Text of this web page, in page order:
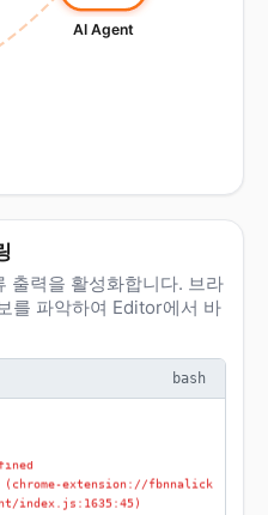
AI Agent
력을 활성화합니다. 브라
를 파악하여 Editor에서 바
bash
extension development exper
meta.md` if availabl
index.js:1635:45)